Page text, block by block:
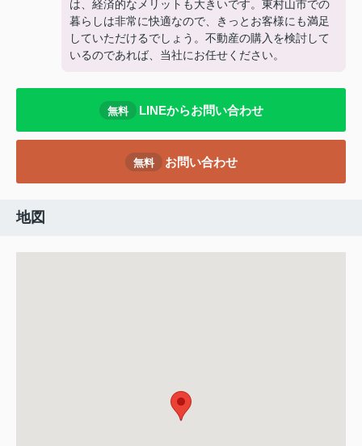
は、経済的なメリットも大きいです。東村山市での
暮らしは非常に快適なので、きっとお客様にも満足
していただけるでしょう。不動産の購入を検討して
いるのであれば、当社にお任せください。
無料 LINEからお問い合わせ
無料 お問い合わせ
地図